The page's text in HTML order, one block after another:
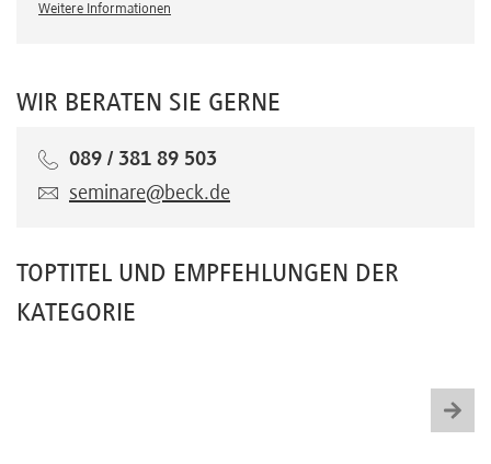
Weitere Informationen
WIR BERATEN SIE GERNE
089 / 381 89 503
seminare@beck.de
TOPTITEL UND EMPFEHLUNGEN DER
KATEGORIE